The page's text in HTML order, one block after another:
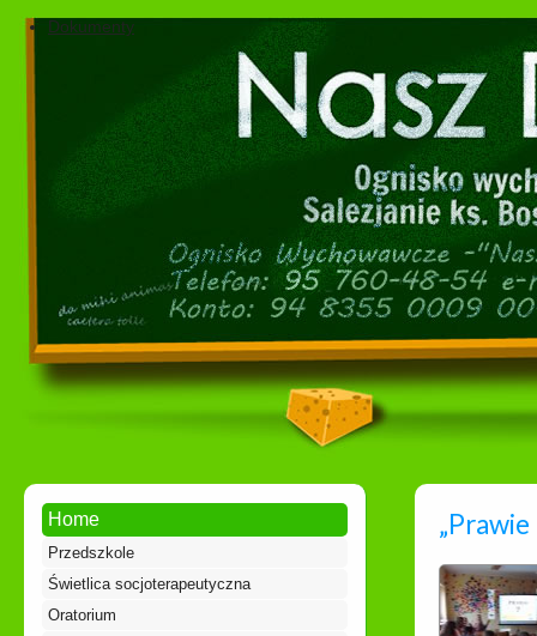
Dokumenty
Home
Przedszkole
Świetlica socjoterapeutyczna
Oratorium